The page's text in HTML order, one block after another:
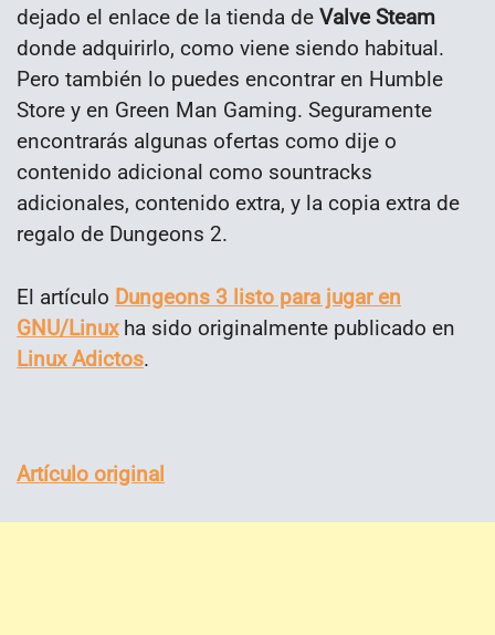
dejado el enlace de la tienda de Valve Steam
donde adquirirlo, como viene siendo habitual.
Pero también lo puedes encontrar en Humble
Store y en Green Man Gaming. Seguramente
encontrarás algunas ofertas como dije o
contenido adicional como sountracks
adicionales, contenido extra, y la copia extra de
regalo de Dungeons 2.
El artículo Dungeons 3 listo para jugar en
GNU/Linuxha sido originalmente publicado en
Linux Adictos.
Artículo original